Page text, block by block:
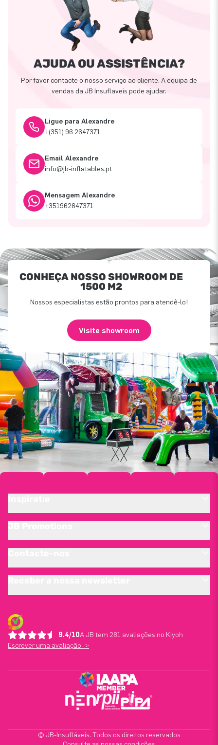
AJUDA OU ASSISTÊNCIA?
Por favor contacte o nosso serviço ao cliente. A equipa de
vendas da JB Insuflaveis pode ajudar.
Ligue para Alexandre
+(351) 96 2647371
Email Alexandre
info@jb-inflatables.pt
Mensagem Alexandre
+351962647371
CONHEÇA NOSSO SHOWROOM DE
1500 M2
Nossos especialistas estão prontos para atendê-lo!
Visite showroom
9.4/10A JB tem 281 avaliações no Kiyoh
Escrever uma avaliação ->
© JB-Insufláveis. Todos os direitos reservados